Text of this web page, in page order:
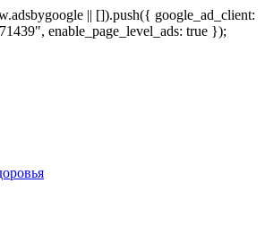
|| []).push({ google_ad_client:
enable_page_level_ads: true });